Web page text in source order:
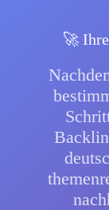
🚀